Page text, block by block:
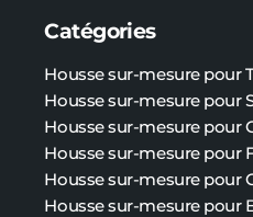
Catégories
Housse sur-mesure pour
Housse sur-mesure pour
Housse sur-mesure pour
Housse sur-mesure pour
Housse sur-mesure pour
Housse sur-mesure pour